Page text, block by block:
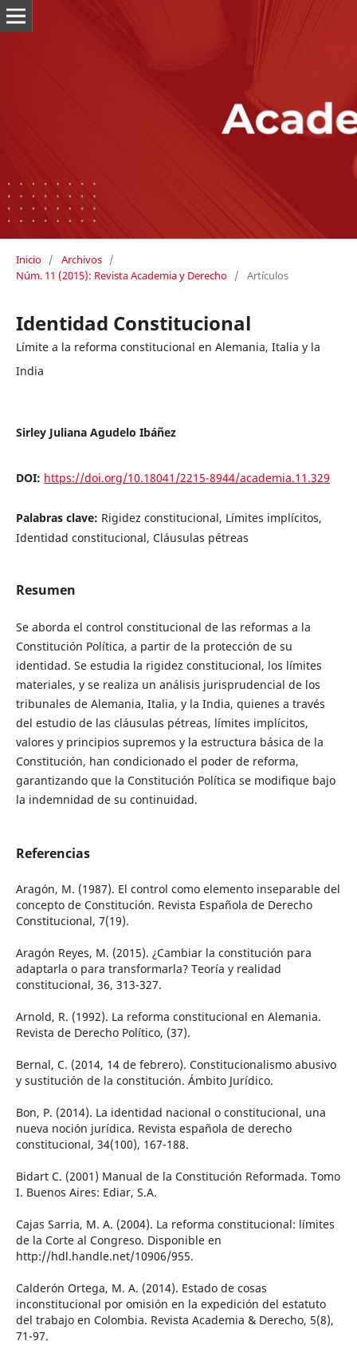
Inicio / Archivos /
Núm. 11 (2015): Revista Academia y Derecho / Artículos
Identidad Constitucional
Límite a la reforma constitucional en Alemania, Italia y la
India
Sirley Juliana Agudelo Ibáñez
DOI: https://doi.org/10.18041/2215-8944/academia.11.329
Palabras clave: Rigidez constitucional, Límites implícitos,
Identidad constitucional, Cláusulas pétreas
Resumen
Se aborda el control constitucional de las reformas a la
Constitución Política, a partir de la protección de su
identidad. Se estudia la rigidez constitucional, los límites
materiales, y se realiza un análisis jurisprudencial de los
tribunales de Alemania, Italia, y la India, quienes a través
del estudio de las cláusulas pétreas, límites implícitos,
valores y principios supremos y la estructura básica de la
Constitución, han condicionado el poder de reforma,
garantizando que la Constitución Política se modifique bajo
la indemnidad de su continuidad.
Referencias
Aragón, M. (1987). El control como elemento inseparable del
concepto de Constitución. Revista Española de Derecho
Constitucional, 7(19).
Aragón Reyes, M. (2015). ¿Cambiar la constitución para
adaptarla o para transformarla? Teoría y realidad
constitucional, 36, 313-327.
Arnold, R. (1992). La reforma constitucional en Alemania.
Revista de Derecho Político, (37).
Bernal, C. (2014, 14 de febrero). Constitucionalismo abusivo
y sustitución de la constitución. Ámbito Jurídico.
Bon, P. (2014). La identidad nacional o constitucional, una
nueva noción jurídica. Revista española de derecho
constitucional, 34(100), 167-188.
Bidart C. (2001) Manual de la Constitución Reformada. Tomo
I. Buenos Aires: Ediar, S.A.
Cajas Sarria, M. A. (2004). La reforma constitucional: límites
de la Corte al Congreso. Disponible en
http://hdl.handle.net/10906/955.
Calderón Ortega, M. A. (2014). Estado de cosas
inconstitucional por omisión en la expedición del estatuto
del trabajo en Colombia. Revista Academia & Derecho, 5(8),
71-97.